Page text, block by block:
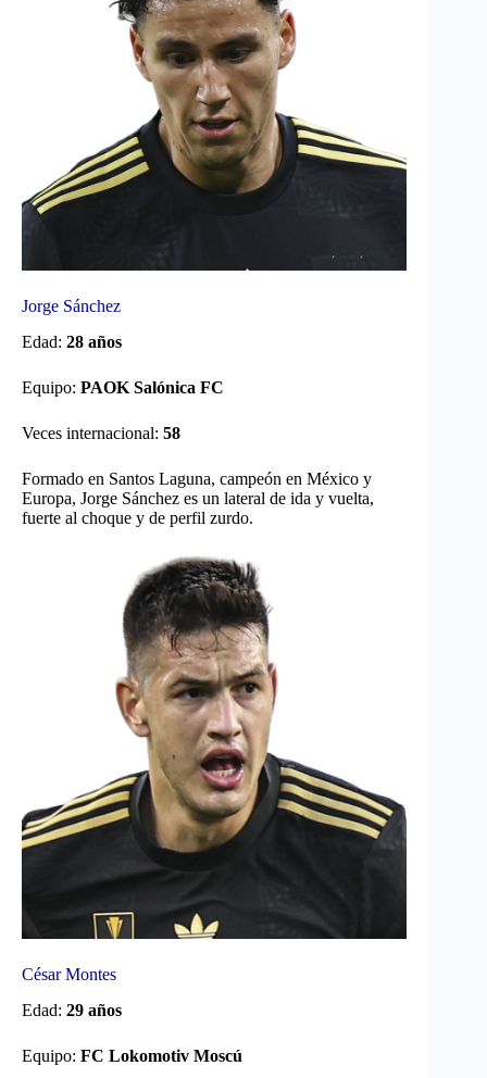
Jorge Sánchez
Edad: 28 años
Equipo: PAOK Salónica FC
Veces internacional: 58
Formado en Santos Laguna, campeón en México y
Europa, Jorge Sánchez es un lateral de ida y vuelta,
fuerte al choque y de perfil zurdo.
César Montes
Edad: 29 años
Equipo: FC Lokomotiv Moscú